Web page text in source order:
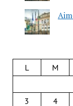
L M
3
4